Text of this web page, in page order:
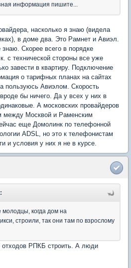
информация пишите...
насколько я знаю (видела
в доме два. Это Рамнет и Авиэл.
Скорее всего в порядке
с технической стороны все уже
завести в квартиру. Подключение
о тарифных планах на сайтах
пользуюсь Авиэлом. Скорость
бы ничего. Да у всех у них в
А московских провайдеров
между Москвой и Раменским
еще Домолинк по телефонной
ADSL, но это к телефонистам
и условия у них я не в курсе.
когда дом на
строили, так они там по взрослому
РПКБ строить. А люди